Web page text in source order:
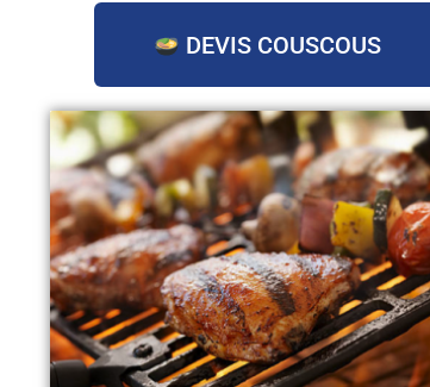
DEVIS COUSCOUS